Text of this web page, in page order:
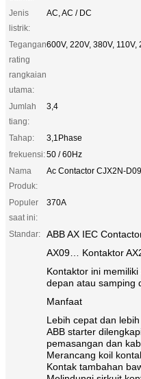
Jenis
listrik:
AC, AC / DC
Tegangan
rating
rangkaian
utama:
600V, 220V, 380V, 110V,
Jumlah
tiang:
3,4
Tahap:
3,1Phase
frekuensi:50 / 60Hz
Nama
Produk:
Ac Contactor CJX2N-
Populer
saat ini:
370A
Standar:
ABB AX IEC
AX09… Kontaktor
Kontaktor ini
depan atau samping
Manfaat
Lebih cepat dan
ABB starter
pemasangan dan
Merancang koil
Kontak tambahan